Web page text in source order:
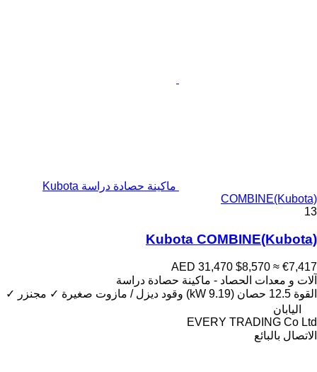
ماكينة حصادة دراسة Kubota
COMBINE(Kubota)
13
Kubota COMBINE(Kubota)
AED 31,470 $8,570 ≈ €7,417
آلات و معدات الحصاد - ماكينة حصادة دراسة
القوة 12.5 حصان (9.19 kW) وقود ديزل / مازوت صغيرة ✓ مجنزر
✓
اليابان
EVERY TRADING Co Ltd
الاتصال بالبائع